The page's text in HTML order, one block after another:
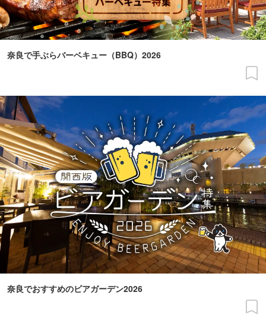
奈良で手ぶらバーベキュー（BBQ）2026
奈良でおすすめのビアガーデン2026